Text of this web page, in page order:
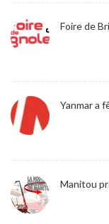
Foire de
Yanmar a
Manitou